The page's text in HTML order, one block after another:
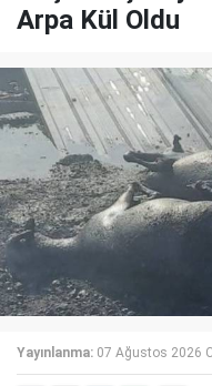
Arpa Kül Oldu
Yayınlanma: 07 Ağustos 2026